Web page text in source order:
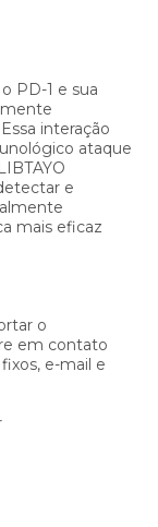
PD-1 e sua
interação
ataque
e
mais eficaz
o
em contato
e-mail e